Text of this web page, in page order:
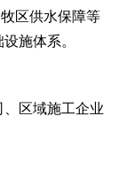
区供水保障等
施体系。
区域施工企业